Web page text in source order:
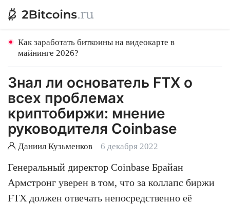
Как заработать биткоины на видеокарте в
майнинге 2026?
Знал ли основатель FTX о
всех проблемах
криптобиржи: мнение
руководителя Coinbase
Даниил Кузьменков 6 декабря 2022
Генеральный директор Coinbase Брайан
Армстронг уверен в том, что за коллапс биржи
FTX должен отвечать непосредственно её